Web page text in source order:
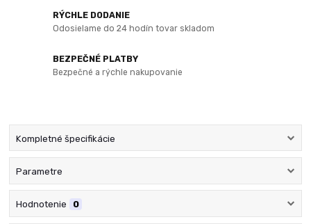
RÝCHLE DODANIE
Odosielame do 24 hodín tovar skladom
BEZPEČNÉ PLATBY
Bezpečné a rýchle nakupovanie
Kompletné špecifikácie
Parametre
Hodnotenie 0